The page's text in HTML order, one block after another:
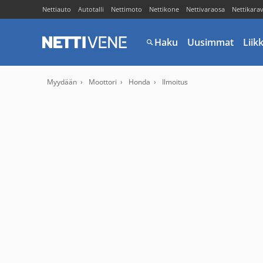
Nettiauto Autotalli Nettimoto Nettikone Nettivaraosa
Haku Uusimmat
Myydään Moottori Honda Ilmoitus